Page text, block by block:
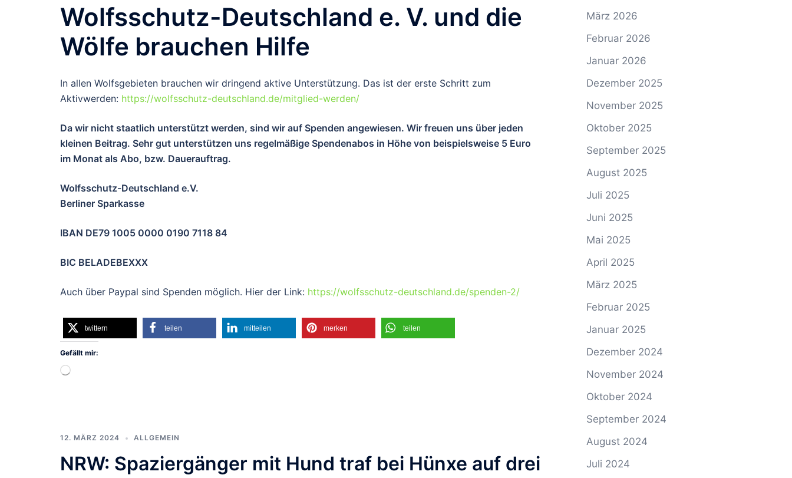
Wolfsschutz-Deutschland e. V. und die
Wölfe brauchen Hilfe
In allen Wolfsgebieten brauchen wir dringend aktive Unterstützung. Das ist der erste Schritt zum
Aktivwerden: https://wolfsschutz-deutschland.de/mitglied-werden/
Da wir nicht staatlich unterstützt werden, sind wir auf Spenden angewiesen. Wir freuen uns über jeden
kleinen Beitrag. Sehr gut unterstützen uns regelmäßige Spendenabos in Höhe von beispielsweise 5 Euro
im Monat als Abo, bzw. Dauerauftrag.
Wolfsschutz-Deutschland e.V.
Berliner Sparkasse
IBAN DE79 1005 0000 0190 7118 84
BIC BELADEBEXXX
Auch über Paypal sind Spenden möglich. Hier der Link: https://wolfsschutz-deutschland.de/spenden-2/
twittern teilen mitteilen merken teilen
Gefällt mir:
Wird
12. MÄRZ 2024 ALLGEMEIN
NRW: Spaziergänger mit Hund traf bei Hünxe auf drei
März 2026
Februar 2026
Januar 2026
Dezember 2025
November 2025
Oktober 2025
September 2025
August 2025
Juli 2025
Juni 2025
Mai 2025
April 2025
März 2025
Februar 2025
Januar 2025
Dezember 2024
November 2024
Oktober 2024
September 2024
August 2024
Juli 2024